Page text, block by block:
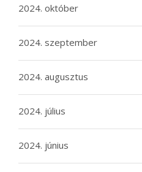
2024. október
2024. szeptember
2024. augusztus
2024. július
2024. június